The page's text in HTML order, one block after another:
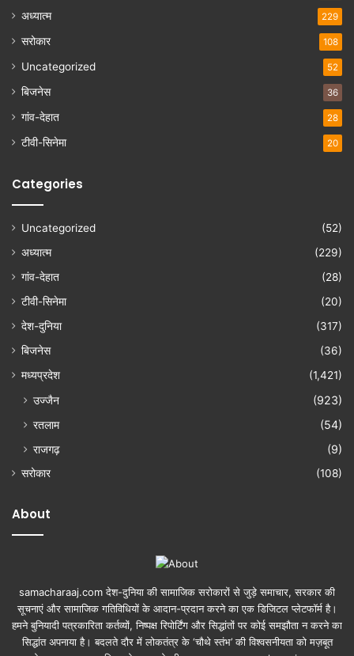
अध्यात्म 229
सरोकार 108
Uncategorized 52
बिजनेस 36
गांव-देहात 28
टीवी-सिनेमा 20
Categories
Uncategorized
(52)
अध्यात्म
(229)
गांव-देहात
(28)
टीवी-सिनेमा
(20)
देश-दुनिया
(317)
बिजनेस
(36)
मध्यप्रदेश
(1,421)
उज्जैन
(923)
रतलाम
(54)
राजगढ़
(9)
सरोकार (108)
About
samacharaaj.com देश-दुनिया की सामाजिक सरोकारों से जुड़े समाचार, सरकार की
सूचनाएं और सामाजिक गतिविधियाें के आदान-प्रदान करने का एक डिजिटल प्लेटफॉर्म है।
हमने बुनियादी पत्रकारिता कर्तव्यों, निष्पक्ष रिपोर्टिंग और सिद्धांतों पर कोई समझौता न करने का
सिद्धांत अपनाया है। बदलते दौर में लोकतंत्र के ‘चौथे स्तंभ’ की विश्वसनीयता को मज़बूत